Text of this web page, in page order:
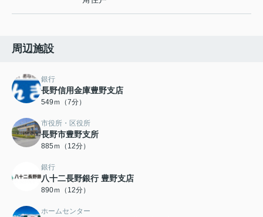
周辺施設
銀行
長野信用金庫豊野支店
549ｍ（7分）
市役所・区役所
長野市豊野支所
885ｍ（12分）
銀行
八十二長野銀行 豊野支店
890ｍ（12分）
ホームセンター